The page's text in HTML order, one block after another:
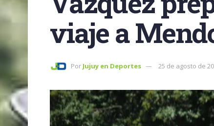
viaje a
Por Jujuy en Deportes 25 de agosto de